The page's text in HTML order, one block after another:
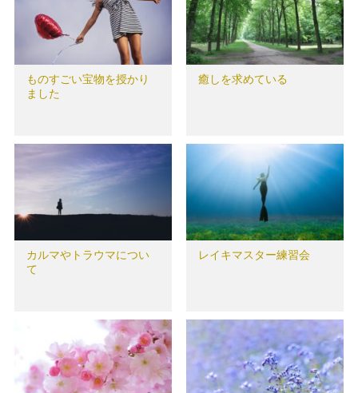
ものすごい宝物を授かり
ました
癒しを求めている
カルマやトラウマについ
て
レイキマスター練習会